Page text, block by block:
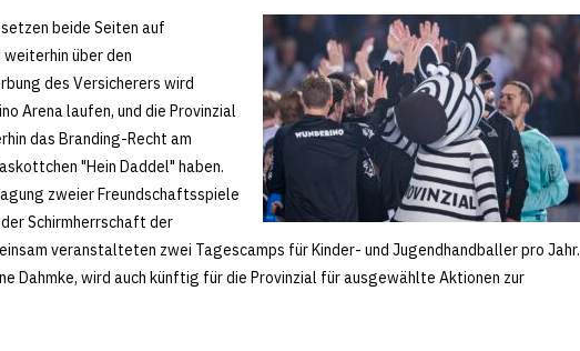
beide Seiten auf
über den
des Versicherers wird
Arena laufen, und die Provinzial
das Branding-Recht am
"Hein Daddel" haben.
zweier Freundschaftsspiele
Schirmherrschaft der
veranstalteten zwei Tagescamps für Kinder- und Jugendhandballer pro Jahr.
Dahmke, wird auch künftig für die Provinzial für ausgewählte Aktionen zur